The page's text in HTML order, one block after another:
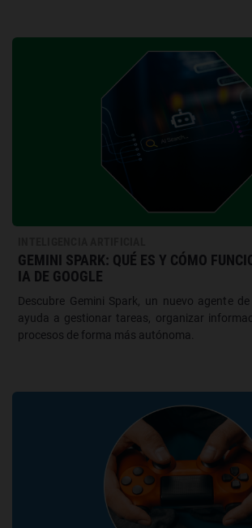
GEMINI SPARK: QUÉ ES Y CÓMO
IA DE GOOGLE
Descubre Gemini Spark, un nuevo agente
ayuda a gestionar tareas, organizar
procesos de forma más autónoma.